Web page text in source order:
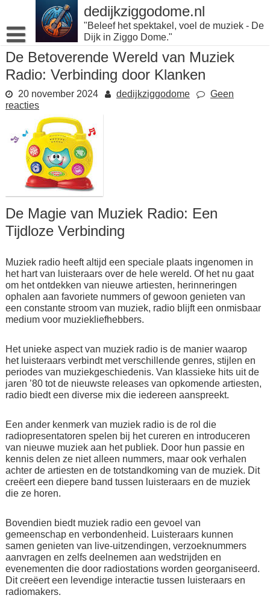
inhoud
gaan
dedijkziggodome.nl
"Beleef het spektakel, voel de muziek - De
Dijk in Ziggo Dome."
De Betoverende Wereld van Muziek
Radio: Verbinding door Klanken
20 november 2024 dedijkziggodome
Geen
reacties
De Magie van Muziek Radio: Een
Tijdloze Verbinding
Muziek radio heeft altijd een speciale plaats ingenomen in
het hart van luisteraars over de hele wereld. Of het nu gaat
om het ontdekken van nieuwe artiesten, herinneringen
ophalen aan favoriete nummers of gewoon genieten van
een constante stroom van muziek, radio blijft een onmisbaar
medium voor muziekliefhebbers.
Het unieke aspect van muziek radio is de manier waarop
het luisteraars verbindt met verschillende genres, stijlen en
periodes van muziekgeschiedenis. Van klassieke hits uit de
jaren ’80 tot de nieuwste releases van opkomende artiesten,
radio biedt een diverse mix die iedereen aanspreekt.
Een ander kenmerk van muziek radio is de rol die
radiopresentatoren spelen bij het cureren en introduceren
van nieuwe muziek aan het publiek. Door hun passie en
kennis delen ze niet alleen nummers, maar ook verhalen
achter de artiesten en de totstandkoming van de muziek. Dit
creëert een diepere band tussen luisteraars en de muziek
die ze horen.
Bovendien biedt muziek radio een gevoel van
gemeenschap en verbondenheid. Luisteraars kunnen
samen genieten van live-uitzendingen, verzoeknummers
aanvragen en zelfs deelnemen aan wedstrijden en
evenementen die door radiostations worden georganiseerd.
Dit creëert een levendige interactie tussen luisteraars en
radiomakers.